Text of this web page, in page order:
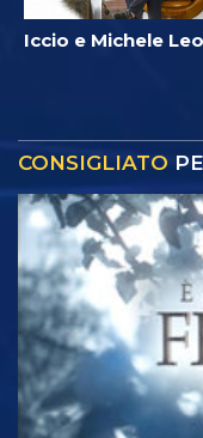
Iccio e Michele
CONSIGLIATO